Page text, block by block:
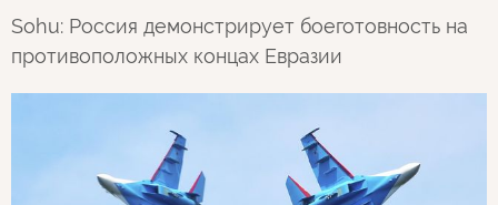
Sohu: Россия демонстрирует боеготовность на
противоположных концах Евразии